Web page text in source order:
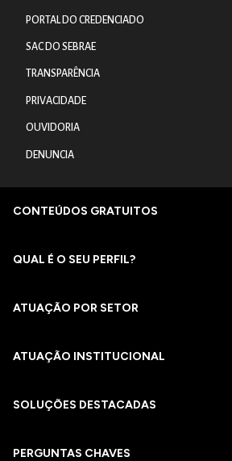
PORTAL DO CREDENCIADO
SAC DO SEBRAE
TRANSPARÊNCIA
PRIVACIDADE
OUVIDORIA
DENUNCIA
CONTEÚDOS GRATUITOS
QUAL É O SEU PERFIL?
ATUAÇÃO POR SETOR
ATUAÇÃO INSTITUCIONAL
SOLUÇÕES DESTACADAS
PERGUNTAS CHAVES​